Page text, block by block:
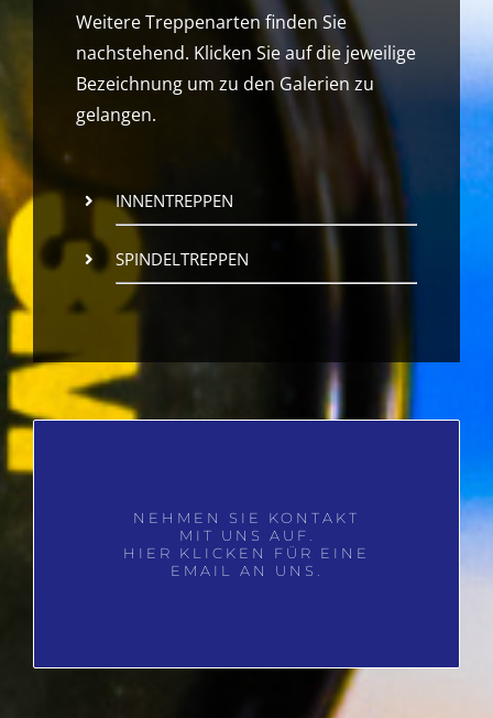
Weitere Treppenarten finden Sie
nachstehend. Klicken Sie auf die jeweilige
Bezeichnung um zu den Galerien zu
gelangen.
INNENTREPPEN
SPINDELTREPPEN
NEHMEN SIE KONTAKT
MIT UNS AUF.
HIER KLICKEN FÜR EINE
EMAIL AN UNS.